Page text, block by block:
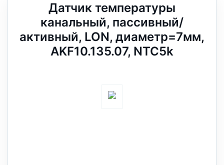
Датчик температуры
канальный, пассивный/
активный, LON, диаметр=7мм,
AKF10.135.07, NTC5k